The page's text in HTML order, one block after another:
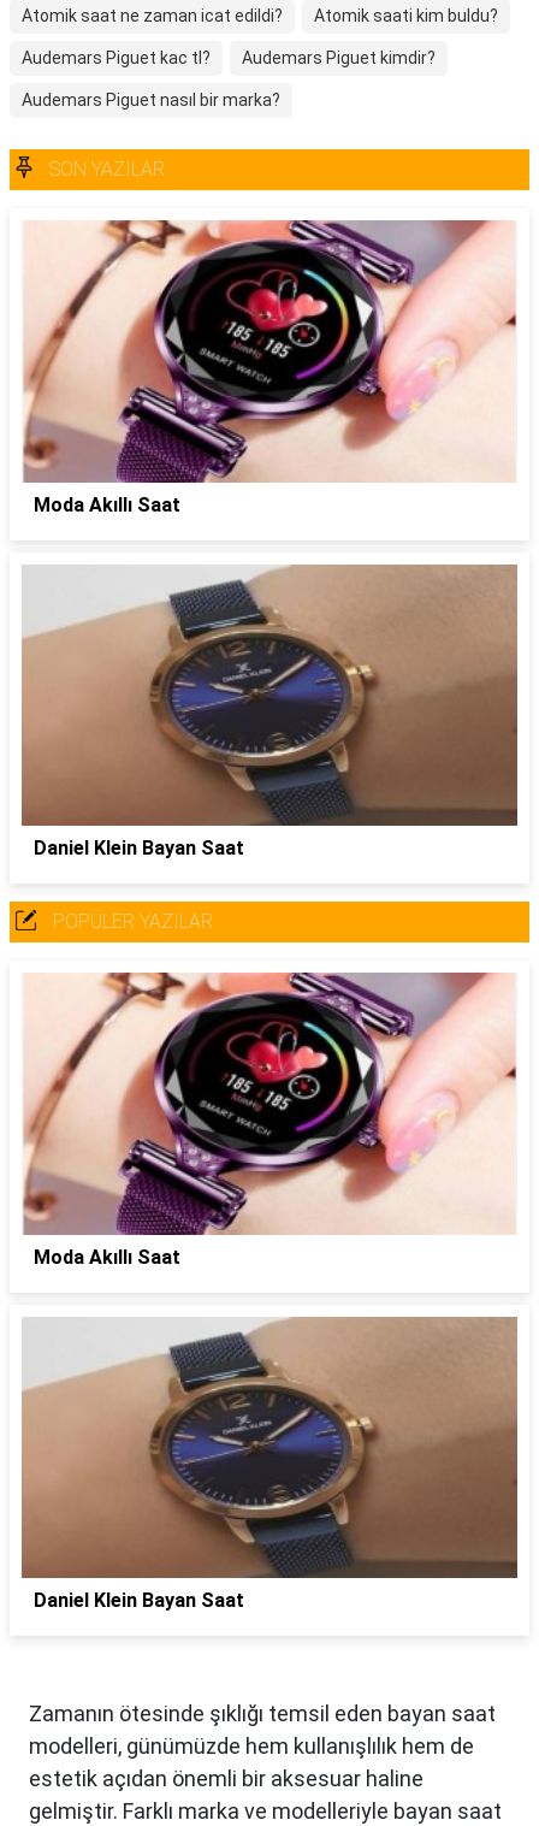
Atomik saat ne zaman icat edildi? Atomik saati kim buldu?
Audemars Piguet kac tl? Audemars Piguet kimdir?
Audemars Piguet nasıl bir marka?
SON YAZILAR
Moda Akıllı Saat
Daniel Klein Bayan Saat
POPÜLER YAZILAR
Moda Akıllı Saat
Daniel Klein Bayan Saat
Zamanın ötesinde şıklığı temsil eden bayan saat
modelleri, günümüzde hem kullanışlılık hem de
estetik açıdan önemli bir aksesuar haline
gelmiştir. Farklı marka ve modelleriyle bayan saat